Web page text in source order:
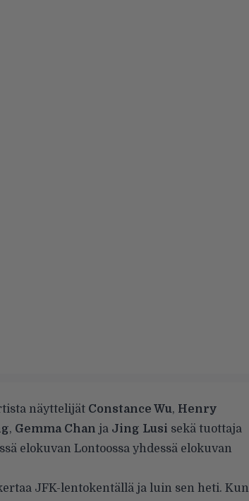
näyttelijät Constance Wu, Henry
, Gemma Chan ja Jing Lusi sekä tuottaja
elokuvan Lontoossa yhdessä elokuvan
JFK-lentokentällä ja luin sen heti. Kun